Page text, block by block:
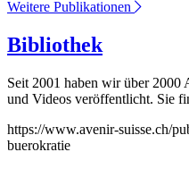
Weitere Publikationen
Bibliothek
Seit 2001 haben wir über 2000
und Videos veröffentlicht. Sie
https://www.avenir-suisse.ch/
buerokratie